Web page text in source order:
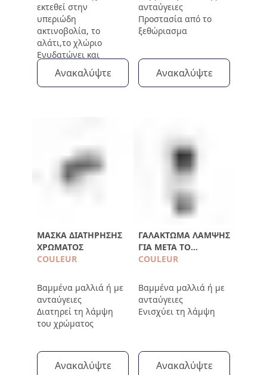
εκτεθεί στην
υπεριώδη
ακτινοβολία, το
αλάτι,το χλώριο
Ενυδατώνει και
απομακρύνει τα
υπολλείματα
Ανακαλύψτε
ανταύγειες
Προστασία από το
ξεθώριασμα
Ανακαλύψτε
ΜΆΣΚΑ ΔΙΑΤΉΡΗΣΗΣ
ΧΡΏΜΑΤΟΣ
COULEUR
Βαμμένα μαλλιά ή με
ανταύγειες
Διατηρεί τη λάμψη
του χρώματος
Ανακαλύψτε
ΓΑΛΆΚΤΩΜΑ ΛΆΜΨΗΣ
ΓΙΑ ΜΕΤΆ ΤΟ
ΛΟΎΣΙΜΟ
COULEUR
Βαμμένα μαλλιά ή με
ανταύγειες
Ενισχύει τη λάμψη
Ανακαλύψτε